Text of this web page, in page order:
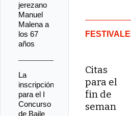
Citas
para el
fin de
seman
jerezano
Manuel
Malena a
los 67
años
La
inscripción
para el I
Concurso
de Baile